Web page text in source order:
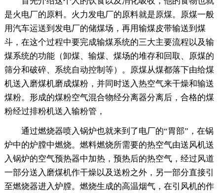
是火电厂的原料。火力发电厂的原料就是原煤。原煤一般
用汽车运送到发电厂的储煤场，再用输煤皮带输送到煤
斗，在这个过程中要完成输煤系统的三大主要流程以及输
煤系统的功能（卸煤、输煤、煤场的堆存和回取、原煤的
筛分和破碎、系统自动控制等）。原煤从煤都落下由给煤
机送入磨煤机磨成煤粉，并同时送入热空气来干燥和输送
煤粉。形成的煤粉空气混合物经分离器分离后，合格的煤
粉经过排粉机送入输粉管，
通过燃烧器喷入锅炉也就来到了电厂的“胃部”，在锅
炉中的炉膛中燃烧。燃料燃烧所需要的热空气由送风机送
入锅炉的空气预热器中加热，预热后的热空气，经过风道
一部分送入磨煤机作干燥以及送粉之外，另一部分直接引
至燃烧器进入炉膛。燃烧生成的高温烟气，在引风机的作